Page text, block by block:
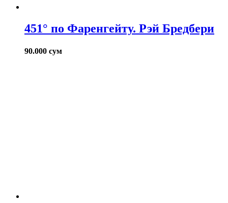
451° по Фаренгейту. Рэй Бредбери
90.000 сум